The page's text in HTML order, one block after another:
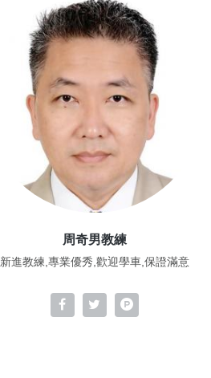
周奇男教練
新進教練,專業優秀,歡迎學車,保證滿意